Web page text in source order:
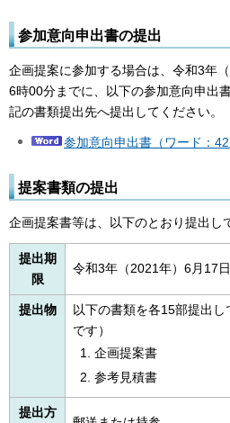
参加意向申出書の提出
企画提案に参加する場合は、令和3年
6時00分までに、以下の参加意向申出
記の書類提出先へ提出してください。
参加意向申出書（ワード：
提案書類の提出
企画提案書等は、以下のとおり提出し
提出期
限
令和3年（2021年）6月17
提出物
以下の書類を各15部提出
です）
企画提案書
参考見積書
提出方